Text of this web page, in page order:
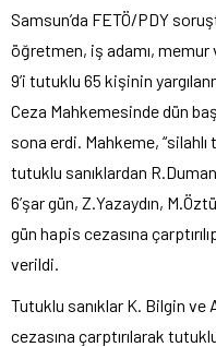
Samsun’da FETÖ/PDY
öğretmen, iş adamı, memur
9’i tutuklu 65 kişinin
Ceza Mahkemesinde dün
sona erdi. Mahkeme,
tutuklu sanıklardan
6’şar gün, Z.Yazaydın,
gün hapis cezasına
verildi.
Tutuklu sanıklar K. Bilgin ve
cezasına çarptırılarak